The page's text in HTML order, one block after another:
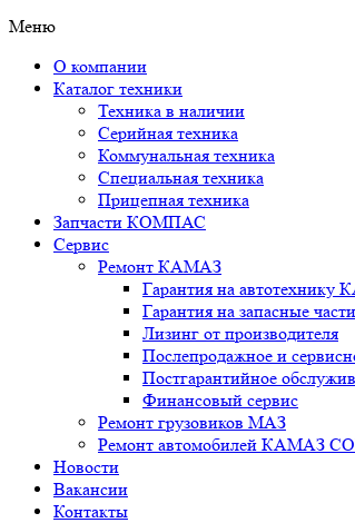
Меню
О компании
Каталог техники
Техника в наличии
Серийная техника
Коммунальная техника
Специальная техника
Прицепная техника
Запчасти КОМПАС
Сервис
Ремонт КАМАЗ
Гарантия на
Гарантия на запасные части
Лизинг от производителя
Послепродажное и
Постгарантийное
Финансовый сервис
Ремонт грузовиков МАЗ
Ремонт автомобилей КАМАЗ
Новости
Вакансии
Контакты